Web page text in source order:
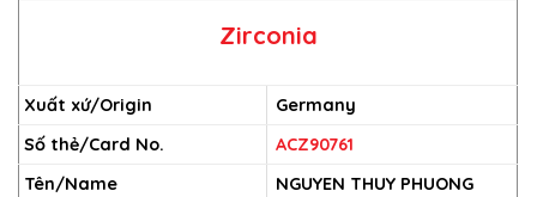
Zirconia
Xuất xứ/Origin
Germany
Số thẻ/Card No.
ACZ90761
Tên/Name
NGUYEN THUY PHUONG